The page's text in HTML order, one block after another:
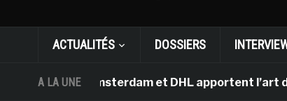
ACTUALITÉS DOSSIERS
A LA UNE
Gogh d’Amsterdam et DHL apportent l’art dans